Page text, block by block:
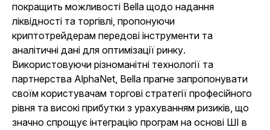
покращить можливості Bella щодо надання
ліквідності та торгівлі, пропонуючи
криптотрейдерам передові інструменти та
аналітичні дані для оптимізації ринку.
Використовуючи різноманітні технології та
партнерства AlphaNet, Bella прагне запропонувати
своїм користувачам торгові стратегії професійного
рівня та високі прибутки з урахуванням ризиків, що
значно спрощує інтеграцію програм на основі ШІ в